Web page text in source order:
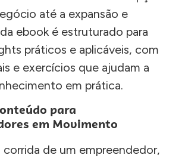
até a expansão e
ebook é estruturado para
práticos e aplicáveis, com
e exercícios que ajudam a
em prática.
para
em Movimento
corrida de um empreendedor,